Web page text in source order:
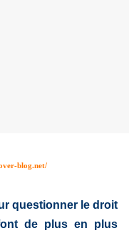
blog.net/
questionner le droit
de plus en plus